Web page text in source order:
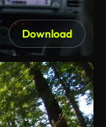
Download